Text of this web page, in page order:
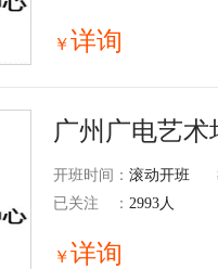
￥详询
广州广电艺
开班时间： 滚动开班
已关注
： 2993人
￥详询